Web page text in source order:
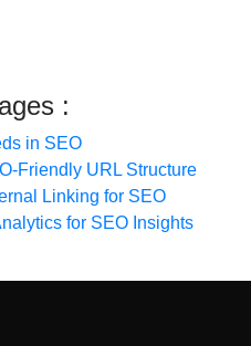
:
in SEO
Friendly URL Structure
Linking for SEO
for SEO Insights